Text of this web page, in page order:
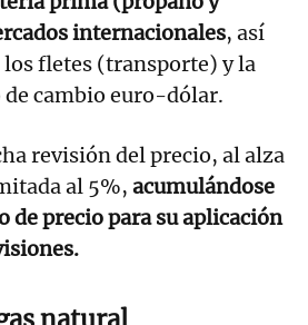
internacionales, así
los fletes (transporte) y la
cambio euro-dólar.
revisión del precio, al alza
al 5%, acumulándose
de precio para su aplicación